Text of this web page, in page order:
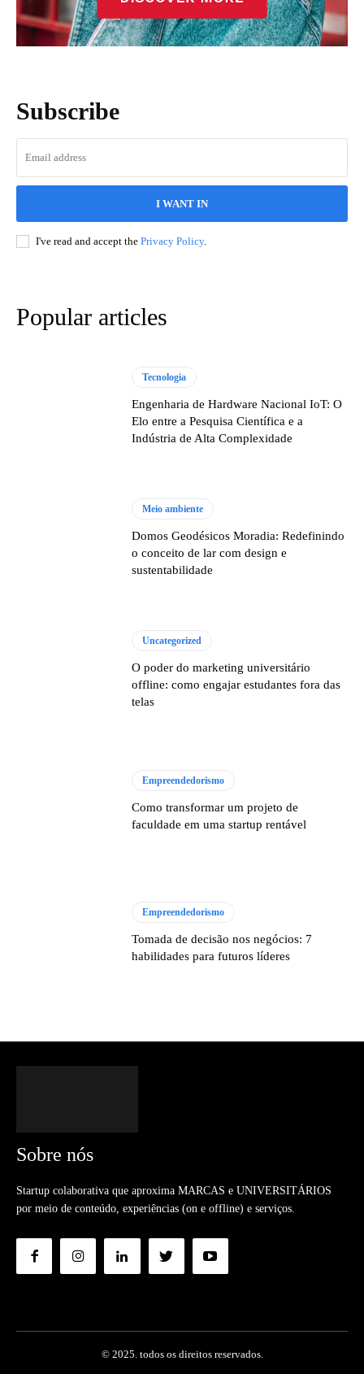
Subscribe
I WANT IN
I've read and accept the Privacy Policy.
Popular articles
Tecnologia
Engenharia de Hardware Nacional IoT: O
Elo entre a Pesquisa Científica e a
Indústria de Alta Complexidade
Meio ambiente
Domos Geodésicos Moradia: Redefinindo
o conceito de lar com design e
sustentabilidade
Uncategorized
O poder do marketing universitário
offline: como engajar estudantes fora das
telas
Empreendedorismo
Como transformar um projeto de
faculdade em uma startup rentável
Empreendedorismo
Tomada de decisão nos negócios: 7
habilidades para futuros líderes
Sobre nós
Startup colaborativa que aproxima MARCAS e UNIVERSITÁRIOS
por meio de conteúdo, experiências (on e offline) e serviços.
© 2025. todos os direitos reservados.